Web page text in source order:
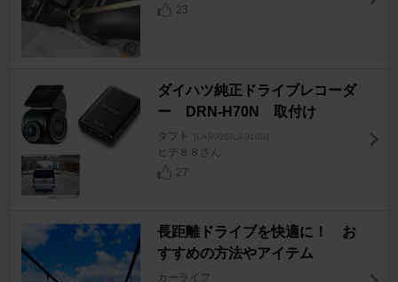
23
ダイハツ純正ドライブレコーダ
ー DRN-H70N 取付け
タフト [LA900S/LA910S]
ヒデ８８さん
27
長距離ドライブを快適に！ お
すすめの方法やアイテム
カーライフ